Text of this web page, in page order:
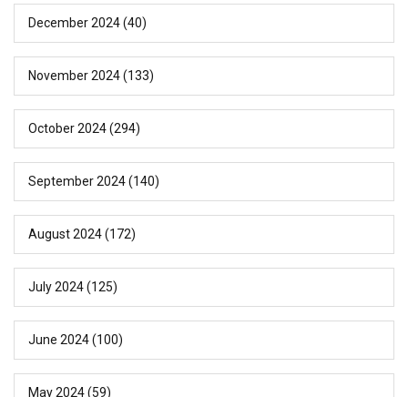
December 2024(40)
November 2024(133)
October 2024(294)
September 2024(140)
August 2024(172)
July 2024(125)
June 2024(100)
May 2024(59)